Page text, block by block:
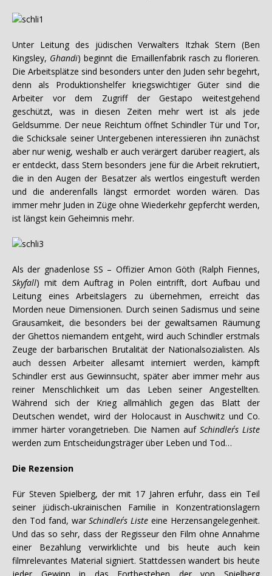
Unter Leitung des jüdischen Verwalters Itzhak Stern (Ben
Kingsley, Ghandi) beginnt die Emaillenfabrik rasch zu florieren.
Die Arbeitsplätze sind besonders unter den Juden sehr begehrt,
denn als Produktionshelfer kriegswichtiger Güter sind die
Arbeiter vor dem Zugriff der Gestapo weitestgehend
geschützt, was in diesen Zeiten mehr wert ist als jede
Geldsumme. Der neue Reichtum öffnet Schindler Tür und Tor,
die Schicksale seiner Untergebenen interessieren ihn zunächst
aber nur wenig, weshalb er auch verärgert darüber reagiert, als
er entdeckt, dass Stern besonders jene für die Arbeit rekrutiert,
die in den Augen der Besatzer als wertlos eingestuft werden
und die anderenfalls längst ermordet worden wären. Das
immer mehr Juden in Züge ohne Wiederkehr gepfercht werden,
ist längst kein Geheimnis mehr.
Als der gnadenlose SS – Offizier Amon Göth (Ralph Fiennes,
Skyfall) mit dem Auftrag in Polen eintrifft, dort Aufbau und
Leitung eines Arbeitslagers zu übernehmen, erreicht das
Morden neue Dimensionen. Durch seinen Sadismus und seine
Grausamkeit, die besonders bei der gewaltsamen Räumung
der Ghettos niemandem entgeht, wird auch Schindler erstmals
Zeuge der barbarischen Brutalität der Nationalsozialisten. Als
auch dessen Arbeiter allesamt interniert werden, kämpft
Schindler erst aus Gewinnsucht, später aber immer mehr aus
reiner Menschlichkeit um das Leben seiner Angestellten.
Während sich der Krieg allmählich gegen das Blatt der
Deutschen wendet, wird der Holocaust in Auschwitz und Co.
immer härter vorangetrieben. Die Namen auf Schindler´s Liste
werden zum Entscheidungsträger über Leben und Tod…
Die Rezension
Für Steven Spielberg, der mit 17 Jahren erfuhr, dass ein Teil
seiner jüdisch-ukrainischen Familie in Konzentrationslagern
den Tod fand, warSchindler´s Liste eine Herzensangelegenheit.
Und das so sehr, dass der Regisseur den Film ohne Annahme
einer Bezahlung verwirklichte und bis heute auch kein
filmrelevantes Material signiert. Stattdessen wandert bis heute
jeder Gewinn in das Fortbestehen der von Spielberg